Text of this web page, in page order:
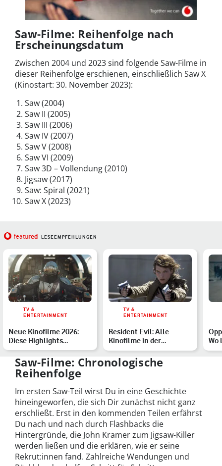
Saw-Filme: Reihenfolge nach
Erscheinungsdatum
Zwischen 2004 und 2023 sind folgende Saw-Filme in
dieser Reihenfolge erschienen, einschließlich Saw X
(Kinostart: 30. November 2023):
Saw (2004)
Saw II (2005)
Saw III (2006)
Saw IV (2007)
Saw V (2008)
Saw VI (2009)
Saw 3D – Vollendung (2010)
Jigsaw (2017)
Saw: Spiral (2021)
Saw X (2023)
featured LESEEMPFEHLUNGEN
TV &
ENTERTAINMENT
Neue Kinofilme 2026:
Diese Highlights
erwarten Dich
TV &
ENTERTAINMENT
Resident Evil: Alle
Kinofilme in der
richtigen Reihenfolge –
welc…
Wo
Saw-Filme: Chronologische
Reihenfolge
Im ersten Saw-Teil wirst Du in eine Geschichte
hineingeworfen, die sich Dir zunächst nicht ganz
erschließt. Erst in den kommenden Teilen erfährst
Du nach und nach durch Flashbacks die
Hintergründe, die John Kramer zum Jigsaw-Killer
werden ließen und die erklären, wie er seine
Rekrut:innen fand. Zahlreiche Wendungen und